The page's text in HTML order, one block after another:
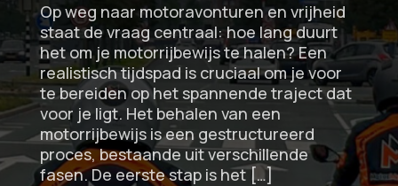
Op weg naar motoravonturen en vrijheid
staat de vraag centraal: hoe lang duurt
het om je motorrijbewijs te halen? Een
realistisch tijdspad is cruciaal om je voor
te bereiden op het spannende traject dat
voor je ligt. Het behalen van een
motorrijbewijs is een gestructureerd
proces, bestaande uit verschillende
fasen. De eerste stap is het […]